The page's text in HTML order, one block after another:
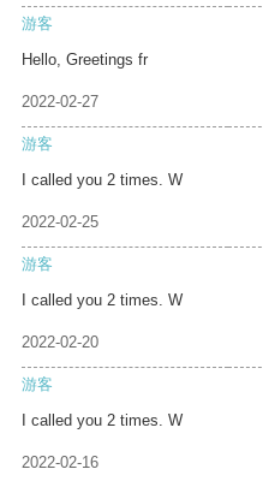
游客
Hello, Greetings fr
2022-02-27
游客
I called you 2 times. W
2022-02-25
游客
I called you 2 times. W
2022-02-20
游客
I called you 2 times. W
2022-02-16